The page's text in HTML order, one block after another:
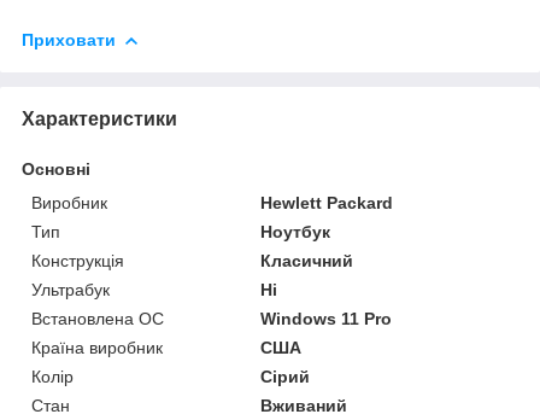
Приховати
Характеристики
Основні
Виробник
Hewlett Packard
Тип
Ноутбук
Конструкція
Класичний
Ультрабук
Ні
Встановлена ОС
Windows 11 Pro
Країна виробник
США
Колір
Сірий
Стан
Вживаний